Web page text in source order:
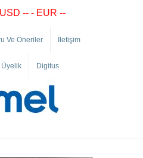
-- - EUR --
Ve Öneriler İletişim
Üyelik Digitus